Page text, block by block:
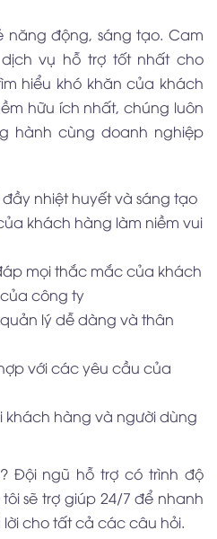
năng động, sáng tạo. Cam
vụ hỗ trợ tốt nhất cho
hiểu khó khăn của khách
hữu ích nhất, chúng luôn
hành cùng doanh nghiệp
nhiệt huyết và sáng tạo
khách hàng làm niềm vui
mọi thắc mắc của khách
công ty
lý dễ dàng và thân
với các yêu cầu của
khách hàng và người dùng
Đội ngũ hỗ trợ có trình độ
sẽ trợ giúp 24/7 để nhanh
cho tất cả các câu hỏi.